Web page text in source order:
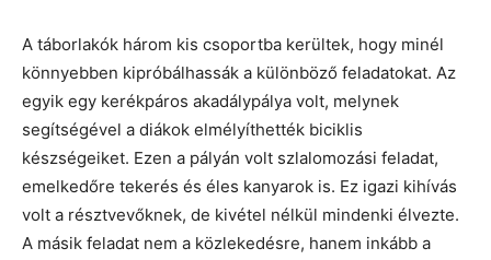
A táborlakók három kis csoportba kerültek, hogy minél
könnyebben kipróbálhassák a különböző feladatokat. Az
egyik egy kerékpáros akadálypálya volt, melynek
segítségével a diákok elmélyíthették biciklis
készségeiket. Ezen a pályán volt szlalomozási feladat,
emelkedőre tekerés és éles kanyarok is. Ez igazi kihívás
volt a résztvevőknek, de kivétel nélkül mindenki élvezte.
A másik feladat nem a közlekedésre, hanem inkább a